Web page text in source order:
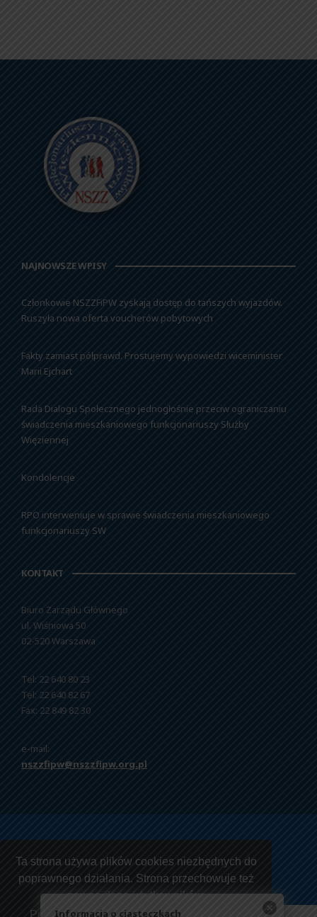
Ta strona używa plików cookies niezbędnych do
poprawnego działania. Strona przechowuje też
pewne dane użytkowników.
NAJNOWSZE WPISY
Członkowie NSZZFiPW zyskają dostęp do tańszych wyjazdów.
Ruszyła nowa oferta voucherów pobytowych
Fakty zamiast półprawd. Prostujemy wypowiedzi wiceminister
Marii Ejchart
Rada Dialogu Społecznego jednogłośnie przeciw ograniczaniu
świadczenia mieszkaniowego funkcjonariuszy Służby
Więziennej
Kondolencje
RPO interweniuje w sprawie świadczenia mieszkaniowego
funkcjonariuszy SW
KONTAKT
Biuro Zarządu Głównego
ul. Wiśniowa 50
02-520 Warszawa
Tel: 22 640 80 23
Tel: 22 640 82 67
Fax: 22 849 82 30
e-mail:
nszzfipw@nszzfipw.org.pl
Więziennictwa.
Informacja o ciasteczkach